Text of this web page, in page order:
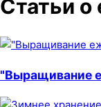
Статьи о
"Выращивание